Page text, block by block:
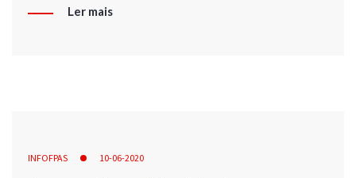
Ler mais
INFOFPAS 10-06-2020